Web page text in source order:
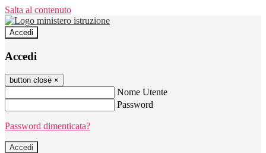
Salta al contenuto
Accedi
Accedi
button close ×
Nome Utente
Password
Password dimenticata?